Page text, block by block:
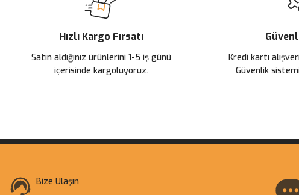
Hızlı Kargo Fırsatı
Satın aldığınız ürünlerini 1-5 iş günü
içerisinde kargoluyoruz.
Kredi kartı
Güvenlik
Bize Ulaşın